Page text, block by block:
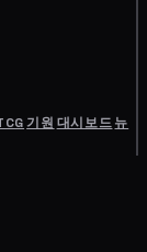
기원 대시보드뉴